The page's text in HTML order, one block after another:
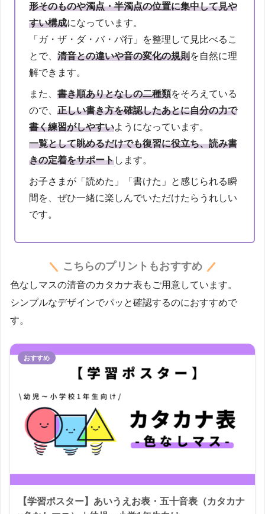
形そのものや濁点・半濁点の位置に集中して見や
すい構成になっています。
「ガ・ザ・ダ・バ・パ行」を整理して見比べるこ
とで、清音との違いや音の変化の規則を自然に理
解できます。
また、書き順ありとなしの二種類をそろえている
ので、正しい書き方を確認したあとに自分の力で
書く練習がしやすいようになっています。
一覧として眺めるだけでも復習に役立ち、読み書
きの定着をサポートします。
お子さまが「読めた」「書けた」と感じられる瞬
間を、ぜひ一緒に楽しんでいただけたらうれしい
です。
こちらのプリントもおすすめ
色なしマスの清音のカタカナ表もご用意しています。
シンプルなデザインでパッと確認するのにおすすめで
す。
【学習ポスター】あいうえお表・五十音表（カタカナ